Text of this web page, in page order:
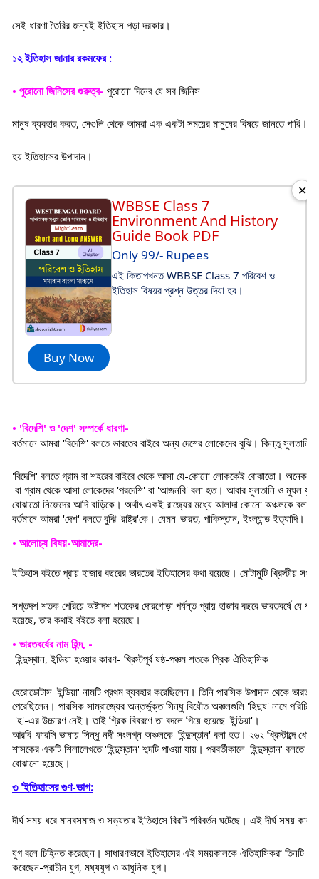
সেই ধারণা তৈরির জন্যই ইতিহাস পড়া দরকার।
১২ ইতিহাস জানার রকমফের :
• পুরোনো জিনিসের গুরুত্ব- পুরোনো দিনের যে সব জিনিস
মানুষ ব্যবহার করত, সেগুলি থেকে আমরা এক একটা সময়ের মানুষের বিষয়ে জানতে পারি।
হয় ইতিহাসের উপাদান।
Buy Now
WBBSE Class 7
Environment And History
Guide Book PDF
Only 99/- Rupees
এই কিতাপখনত WBBSE Class 7 পরিবেশ ও
ইতিহাস বিষয়র প্রশ্ন উত্তর দিযা হব।
✕
• 'বিদেশি' ও 'দেশ' সম্পর্কে ধারণা-
বর্তমানে আমরা 'বিদেশি' বলতে ভারতের বাইরে অন্য দেশের লোকেদের বুঝি। কিন্তু সুলতানি
'বিদেশি' বলতে গ্রাম বা শহরের বাইরে থেকে আসা যে-কোনো লোককেই বোঝাতো। অনেক
বা গ্রাম থেকে আসা লোকেদের 'পরদেশি' বা 'আজনবি' বলা হত। আবার সুলতানি ও মুঘল
বোঝাতো নিজেদের আদি বাড়িকে। অর্থাৎ একই রাজ্যের মধ্যে আলাদা কোনো অঞ্চলকে বলা
বর্তমানে আমরা 'দেশ' বলতে বুঝি 'রাষ্ট্র'কে। যেমন-ভারত, পাকিস্তান, ইংল্যান্ড ইত্যাদি।
• আলোচ্য বিষয়-আমাদের-
ইতিহাস বইতে প্রায় হাজার বছরের ভারতের ইতিহাসের কথা রয়েছে। মোটামুটি খ্রিস্টীয়
সপ্তদশ শতক পেরিয়ে অষ্টাদশ শতকের দোরগোড়া পর্যন্ত প্রায় হাজার বছরে ভারতবর্ষে যে
হয়েছে, তার কথাই বইতে বলা হয়েছে।
• ভারতবর্ষের নাম হিন্দ, -
হিন্দুস্থান, ইন্ডিয়া হওয়ার কারণ- খ্রিস্টপূর্ব ষষ্ঠ-পঞ্চম শতকে গ্রিক ঐতিহাসিক
হেরোডোটাস 'ইন্ডিয়া' নামটি প্রথম ব্যবহার করেছিলেন। তিনি পারসিক উপাদান থেকে ভারত
পেরেছিলেন। পারসিক সাম্রাজ্যের অন্তর্ভুক্ত সিন্ধু বিধৌত অঞ্চলগুলি 'হিদুষ' নামে পরিচিত
'হ'-এর উচ্চারণ নেই। তাই গ্রিক বিবরণে তা বদলে গিয়ে হয়েছে 'ইন্ডিয়া'।
আরবি-ফারসি ভাষায় সিন্ধু নদী সংলগ্ন অঞ্চলকে 'হিন্দুস্তান' বলা হত। ২৬২ খ্রিস্টাব্দে
শাসকের একটি শিলালেখতে 'হিন্দুস্তান' শব্দটি পাওয়া যায়। পরবর্তীকালে 'হিন্দুস্তান' বলতে
বোঝানো হয়েছে।
৩ 'ইতিহাসের গুণ-ভাগ:
দীর্ঘ সময় ধরে মানবসমাজ ও সভ্যতার ইতিহাসে বিরাট পরিবর্তন ঘটেছে। এই দীর্ঘ সময়
যুগ বলে চিহ্নিত করেছেন। সাধারণভাবে ইতিহাসের এই সময়কালকে ঐতিহাসিকরা তিনটি
করেছেন-প্রাচীন যুগ, মধ্যযুগ ও আধুনিক যুগ।